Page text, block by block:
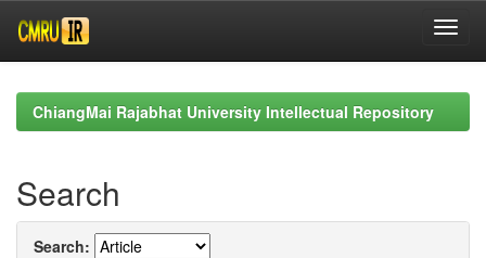
navigationChiangMai Rajabhat University Intellectual Repository
Search
Search: